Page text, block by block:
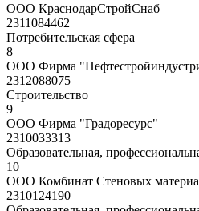
ООО КраснодарСтройСнаб
2311084462
Потребительская сфера
8
ООО Фирма
2312088075
Строительство
9
ООО Фирма "Градоресурс"
2310033313
Образовательная,
10
ООО Комбинат Стеновых
2310124190